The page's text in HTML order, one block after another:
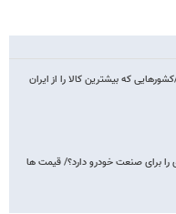
که بیشترین کالا را از ایران
را برای صنعت خودرو دارد؟/ قیمت ها